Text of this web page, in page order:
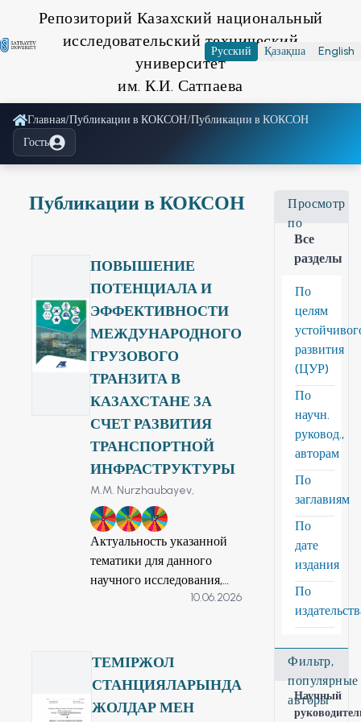
Репозиторий Казахский национальный
исследовательский технический
университет
им. К.И. Сатпаева
Русский Қазақша English
Главная/Публикации в КОКСОН/Публикации в КОКСОН
Гость
Публикации в КОКСОН
ПОВЫШЕНИЕ
ПОТЕНЦИАЛА И
ЭФФЕКТИВНОСТИ
МЕЖДУНАРОДНОГО
ГРУЗОВОГО
ТРАНЗИТА В
КАЗАХСТАНЕ ЗА
СЧЕТ РАЗВИТИЯ
ТРАНСПОРТНОЙ
ИНФРАСТРУКТУРЫ
M.M. Nurzhaubayev,
8 12 17
Актуальность указанной
тематики для данного
научного исследования,
определяется наличием
развития транспортной
инфраструктуры
Республики Казахстан, с
учётом эффективности
10.06.2026
ТЕМІРЖОЛ
СТАНЦИЯЛАРЫНДА
ЖОЛДАР МЕН
Просмотр
по
Все
разделы
По
целям
развития
(ЦУР)
По
научн.
руковод.,
авторам
По
заглавиям
По
дате
издания
По
Фильтр,
популярные
авторы
Научный